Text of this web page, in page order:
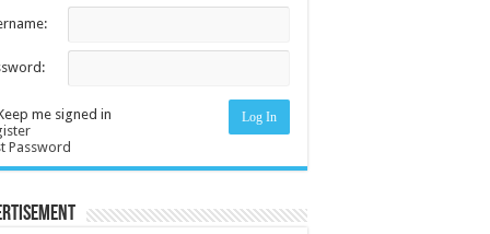
me signed in Log In
Password